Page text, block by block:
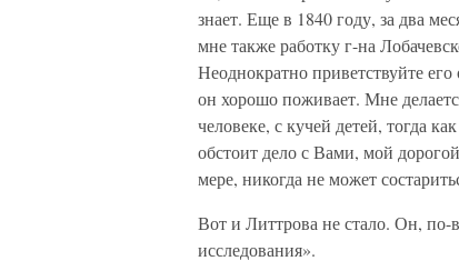
знает. Еще в 1840 году, за два
мне также работку г-на
Неоднократно приветствуйте
он хорошо поживает. Мне
человеке, с кучей детей, тогда
обстоит дело с Вами, мой
мере, никогда не может
Вот и Литтрова не стало. Он, по-
исследования».